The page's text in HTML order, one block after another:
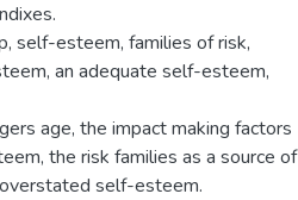
self-esteem, families of risk,
an adequate self-esteem,
age, the impact making factors
the risk families as a source of
self-esteem.